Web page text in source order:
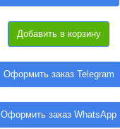
Добавить в корзину
Оформить заказ Telegram
Оформить заказ WhatsApp